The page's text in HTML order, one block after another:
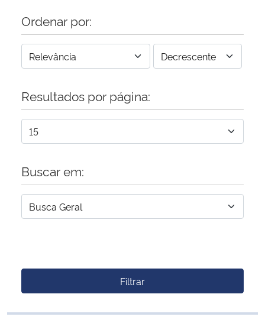
Ordenar por:
Resultados por página:
Buscar em:
Filtrar